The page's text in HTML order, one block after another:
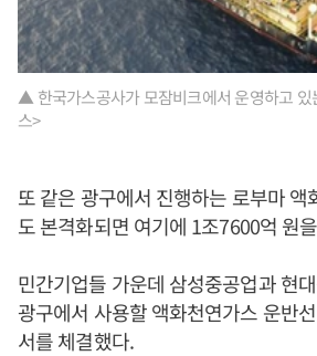
▲ 한국가스공사가 모잠비크에서 운영하고 있
스>
또 같은 광구에서 진행하는 로부마 액
도 본격화되면 여기에 1조7600억 원
민간기업들 가운데 삼성중공업과 현
광구에서 사용할 액화천연가스 운반
서를 체결했다.